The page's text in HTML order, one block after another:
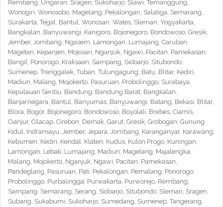
Rembang, Ungaran, Sragen, Sukoharjo, Slawi, Temanggung,
Wonogiri, Wonosobo, Magelang, Pekalongan, Salatiga, Semarang,
Surakarta, Tegal, Bantul, Wonosari, Wates, Sleman, Yogyakarta,
Bangkalan, Banyuwangi, Kanigoro, Bojonegoro, Bondowoso, Gresik,
Jember, Jombang, Ngasem, Lamongan, Lumajang, Caruban,
Magetan, Kepanjen, Mojosari, Nganjuk, Ngawi, Pacitan, Pamekasan,
Bangil, Ponorogo, Kraksaan, Sampang, Sidoarjo, Situbondo,
Sumenep, Trenggalek, Tuban, Tulungagung, Batu, Blitar, Kediri,
Madiun, Malang, Mojokerto, Pasuruan, Probolinggo, Surabaya,
Kepulauan Seribu, Bandung, Bandung Barat, Bangkalan,
Banjarnegara, Bantul, Banyumas, Banyuwangi, Batang, Bekasi, Blitar,
Blora, Bogor, Bojonegoro, Bondowoso, Boyolali, Brebes, Ciamis,
Cianjur, Cilacap, Cirebon, Demak, Garut, Gresik, Grobogan, Gunung
Kidul, Indramayu, Jember, Jepara, Jombang, Karanganyar, Karawang,
Kebumen, Kediri, Kendal, Klaten, Kudus, Kulon Progo, Kuningan,
Lamongan, Lebak, Lumajang, Madiun, Magelang, Majalengka,
Malang, Mojokerto, Nganjuk, Ngawi, Pacitan, Pamekasan,
Pandeglang, Pasuruan, Pati, Pekalongan, Pemalang, Ponorogo,
Probolinggo, Purbalingga, Purwakarta, Purworejo, Rembang,
Sampang, Semarang, Serang, Sidoarjo, Situbondo, Sleman, Sragen,
Subang, Sukabumi, Sukoharjo, Sumedang, Sumenep, Tangerang,